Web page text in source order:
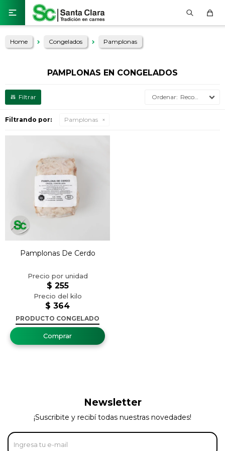

Home Congelados Pamplonas
PAMPLONAS EN CONGELADOS
Recomendados
Filtrando por: Pamplonas
Pamplonas De Cerdo
$ 364
$ 255
PRODUCTO CONGELADO
Newsletter
¡Suscribite y recibí todas nuestras novedades!